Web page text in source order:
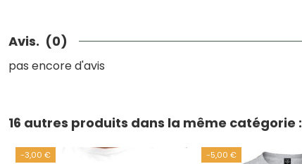
Avis. (0)
pas encore d'avis
16 autres produits dans la même catégorie :
-3,00 € -5,00 €